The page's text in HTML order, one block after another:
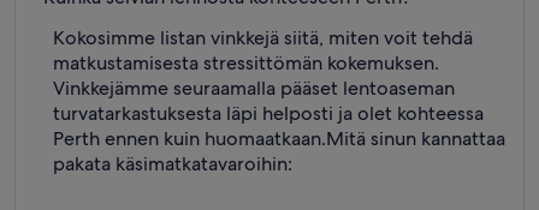
Kokosimme listan vinkkejä siitä, miten voit tehdä
matkustamisesta stressittömän kokemuksen.
Vinkkejämme seuraamalla pääset lentoaseman
turvatarkastuksesta läpi helposti ja olet kohteessa
Perth ennen kuin huomaatkaan.Mitä sinun kannattaa
pakata käsimatkatavaroihin: